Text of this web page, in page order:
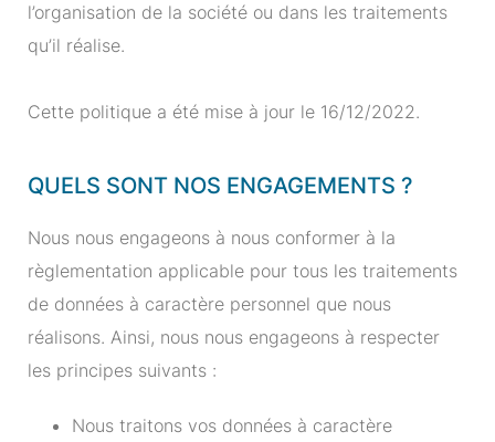
l’organisation de la société ou dans les traitements
qu’il réalise.
Cette politique a été mise à jour le 16/12/2022.
QUELS SONT NOS ENGAGEMENTS ?
Nous nous engageons à nous conformer à la
règlementation applicable pour tous les traitements
de données à caractère personnel que nous
réalisons. Ainsi, nous nous engageons à respecter
les principes suivants :
Nous traitons vos données à caractère